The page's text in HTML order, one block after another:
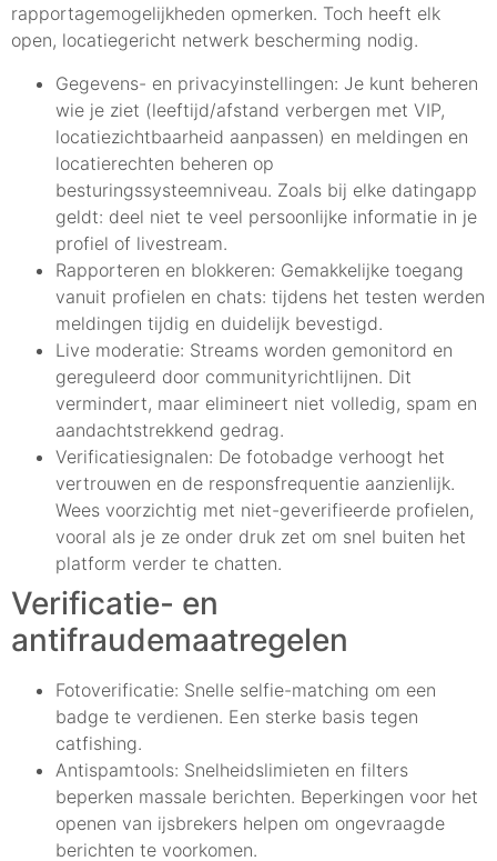
rapportagemogelijkheden opmerken. Toch heeft elk
open, locatiegericht netwerk bescherming nodig.
Gegevens- en privacyinstellingen: Je kunt beheren
wie je ziet (leeftijd/afstand verbergen met VIP,
locatiezichtbaarheid aanpassen) en meldingen en
locatierechten beheren op
besturingssysteemniveau. Zoals bij elke datingapp
geldt: deel niet te veel persoonlijke informatie in je
profiel of livestream.
Rapporteren en blokkeren: Gemakkelijke toegang
vanuit profielen en chats: tijdens het testen werden
meldingen tijdig en duidelijk bevestigd.
Live moderatie: Streams worden gemonitord en
gereguleerd door communityrichtlijnen. Dit
vermindert, maar elimineert niet volledig, spam en
aandachtstrekkend gedrag.
Verificatiesignalen: De fotobadge verhoogt het
vertrouwen en de responsfrequentie aanzienlijk.
Wees voorzichtig met niet-geverifieerde profielen,
vooral als je ze onder druk zet om snel buiten het
platform verder te chatten.
Verificatie- en
antifraudemaatregelen
Fotoverificatie: Snelle selfie-matching om een
badge te verdienen. Een sterke basis tegen
catfishing.
Antispamtools: Snelheidslimieten en filters
beperken massale berichten. Beperkingen voor het
openen van ijsbrekers helpen om ongevraagde
berichten te voorkomen.